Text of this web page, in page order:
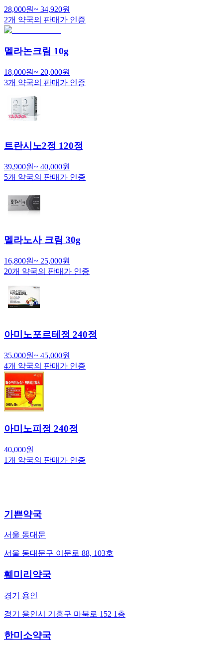
28,000원~ 34,920원
2개 약국의 판매가 인증
멜라논크림 10g
18,000원~ 20,000원
3개 약국의 판매가 인증
트란시노2정 120정
39,900원~ 40,000원
5개 약국의 판매가 인증
멜라노사 크림 30g
16,800원~ 25,000원
20개 약국의 판매가 인증
아미노포르테정 240정
35,000원~ 45,000원
4개 약국의 판매가 인증
아미노피정 240정
40,000원
1개 약국의 판매가 인증
기쁜약국
서울 동대문
서울 동대문구 이문로 88, 103호
훼미리약국
경기 용인
경기 용인시 기흥구 마북로 152 1층
한미소약국